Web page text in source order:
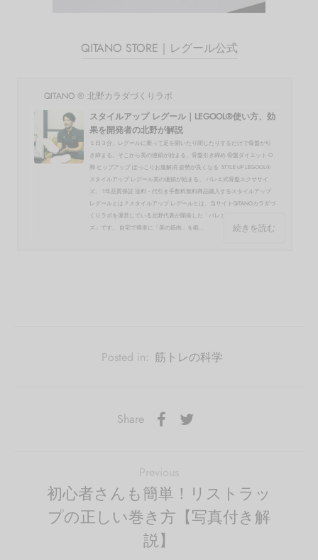
QITANO STORE｜レグール公式
QITANO ® 北野カラダづくりラボ
スタイルアップ レグール｜LEGOOL®使い方、効
果を開発者の北野が解説
１日３分。レグールに乗って足を開いたり閉じたりするだけで骨盤が引
き締まる。そこから美の連鎖が始まる。骨盤引き締め 骨盤ダイエット O
脚 ヒップアップ ぽっこりお腹解消 姿勢が良くなる STYLE UP LEGOOL®
スタイルアップ レグール美の連鎖が始まる。 バレエ式骨盤エクササイ
ズ。 1年品質保証 送料・代引き手数料無料商品購入するスタイルアップ
レグールとは？スタイルアップ レグールとは、当サイトQITANOカラダづ
くりラボを運営している北野代表が開発した「バレエ式骨盤エクササイ
ズ」です。 自宅で簡単に「美の筋肉」を鍛...
続きを読む
Posted in: 筋トレの科学
Share
Previous
初心者さんも簡単！リストラッ
プの正しい巻き方【写真付き解
説】